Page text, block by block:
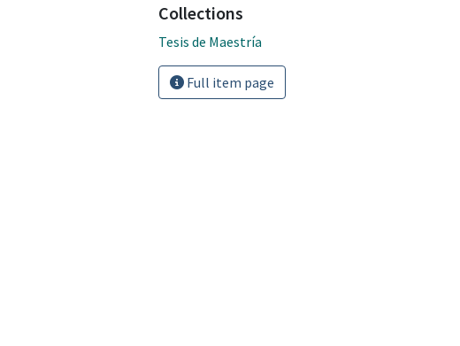
Collections
Tesis de Maestría
Full item page